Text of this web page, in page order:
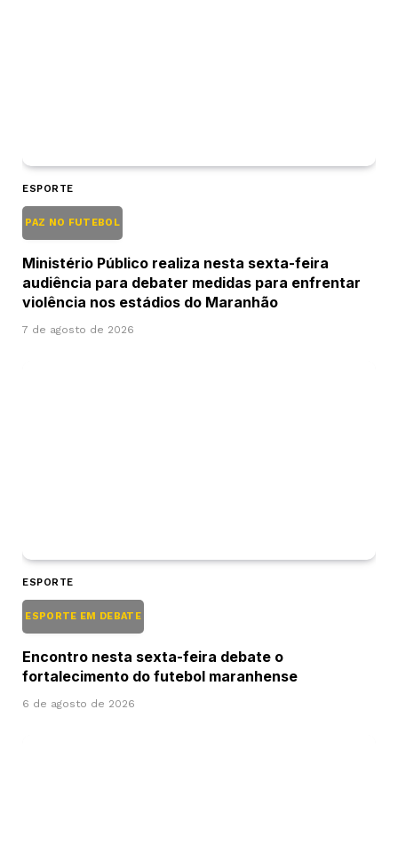
ESPORTE
PAZ NO FUTEBOL
Ministério Público realiza nesta sexta-feira
audiência para debater medidas para enfrentar
violência nos estádios do Maranhão
7 de agosto de 2026
ESPORTE
ESPORTE EM DEBATE
Encontro nesta sexta-feira debate o
fortalecimento do futebol maranhense
6 de agosto de 2026